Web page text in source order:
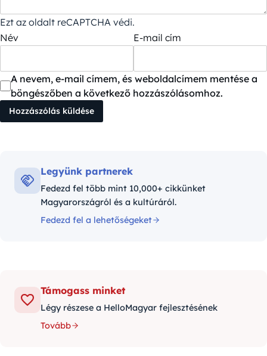
Ezt az oldalt reCAPTCHA védi.
Név
E-mail cím
A nevem, e-mail címem, és weboldalcímem mentése a
böngészőben a következő hozzászólásomhoz.
Legyünk partnerek
Fedezd fel több mint 10,000+ cikkünket
Magyarországról és a kultúráról.
Fedezd fel a lehetőségeket
Támogass minket
Légy részese a HelloMagyar fejlesztésének
Tovább